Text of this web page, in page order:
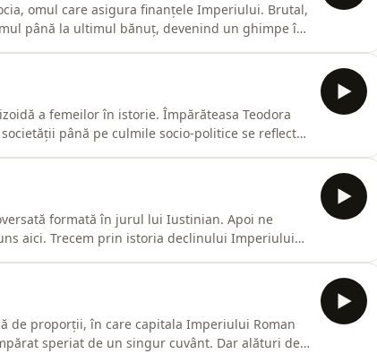
omul care asigura finanțele Imperiului. Brutal,
până la ultimul bănuț, devenind un ghimpe în
a femeilor în istorie. Împărăteasa Teodora
până pe culmile socio-politice se reflectă
Bisericile Ortodoxe o consideră sfântă. Noi căută
formată în jurul lui Iustinian. Apoi ne
aici. Trecem prin istoria declinului Imperiului
de proporții, în care capitala Imperiului Roman
speriat de un singur cuvânt. Dar alături de